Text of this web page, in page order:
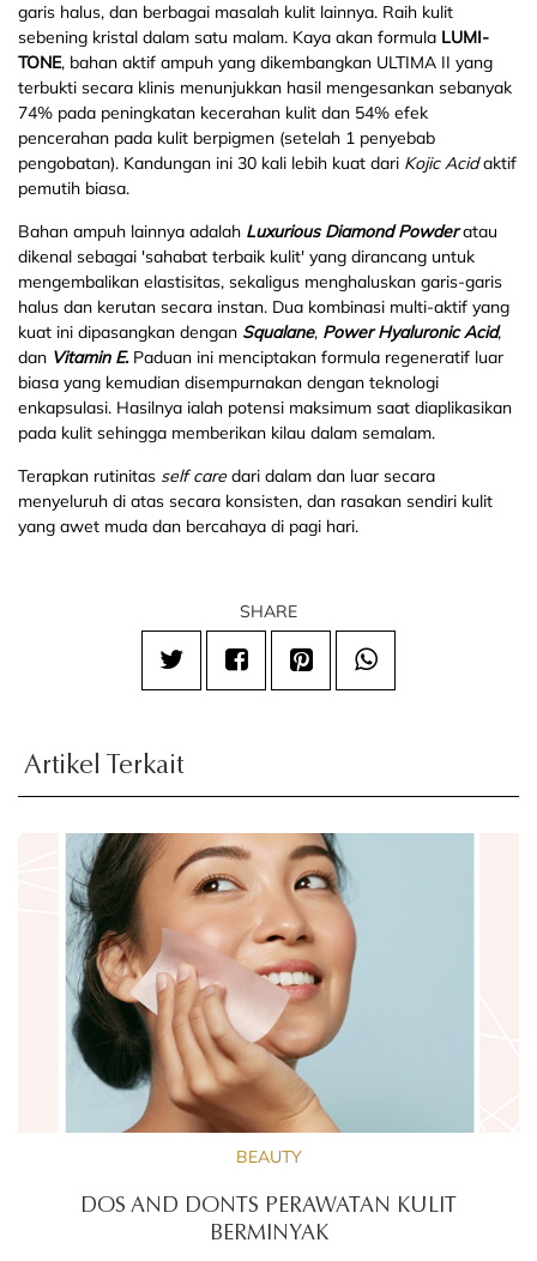
garis halus, dan berbagai masalah kulit lainnya. Raih kulit
sebening kristal dalam satu malam. Kaya akan formula LUMI-
TONE, bahan aktif ampuh yang dikembangkan ULTIMA II yang
terbukti secara klinis menunjukkan hasil mengesankan sebanyak
74% pada peningkatan kecerahan kulit dan 54% efek
pencerahan pada kulit berpigmen (setelah 1 penyebab
pengobatan). Kandungan ini 30 kali lebih kuat dari Kojic Acidaktif
pemutih biasa.
Bahan ampuh lainnya adalah Luxurious Diamond Powderatau
dikenal sebagai 'sahabat terbaik kulit' yang dirancang untuk
mengembalikan elastisitas, sekaligus menghaluskan garis-garis
halus dan kerutan secara instan. Dua kombinasi multi-aktif yang
kuat ini dipasangkan dengan Squalane, Power Hyaluronic Acid,
dan Vitamin E. Paduan ini menciptakan formula regeneratif luar
biasa yang kemudian disempurnakan dengan teknologi
enkapsulasi. Hasilnya ialah potensi maksimum saat diaplikasikan
pada kulit sehingga memberikan kilau dalam semalam.
Terapkan rutinitas self care dari dalam dan luar secara
menyeluruh di atas secara konsisten, dan rasakan sendiri kulit
yang awet muda dan bercahaya di pagi hari.
SHARE
Artikel Terkait
BEAUTY
DOS AND DONTS PERAWATAN KULIT
BERMINYAK